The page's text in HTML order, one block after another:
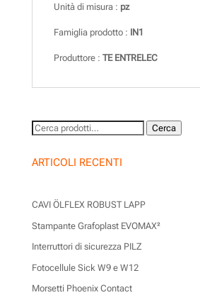
Unità di misura : pz
Famiglia prodotto : IN1
Produttore : TE ENTRELEC
Cerca: Cerca
ARTICOLI RECENTI
CAVI ÖLFLEX ROBUST LAPP
Stampante Grafoplast EVOMAX²
Interruttori di sicurezza PILZ
Fotocellule Sick W9 e W12
Morsetti Phoenix Contact